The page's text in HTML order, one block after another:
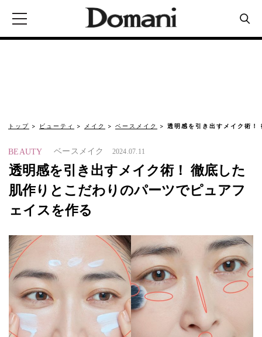
トップ ビューティ メイク ベースメイク 透明感を引き出すメイク術
BEAUTY ベースメイク 2024.07.11
透明感を引き出すメイク術！ 徹底した
肌作りとこだわりのパーツでピュアフ
ェイスを作る